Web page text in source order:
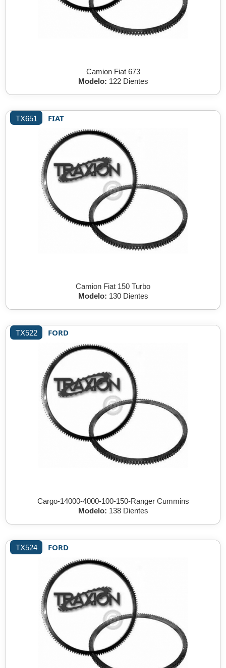
Camion Fiat 673
Modelo: 122 Dientes
TX651 FIAT
Camion Fiat 150 Turbo
Modelo: 130 Dientes
TX522 FORD
Cargo-14000-4000-100-150-Ranger Cummins
Modelo: 138 Dientes
TX524 FORD